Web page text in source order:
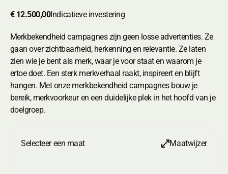
€ 12.500,00Indicatieve investering
Merkbekendheid campagnes zijn geen losse advertenties. Ze
gaan over zichtbaarheid, herkenning en relevantie. Ze laten
zien wie je bent als merk, waar je voor staat en waarom je
ertoe doet. Een sterk merkverhaal raakt, inspireert en blijft
hangen. Met onze merkbekendheid campagnes bouw je
bereik, merkvoorkeur en een duidelijke plek in het hoofd van je
doelgroep.
Selecteer een maat Maatwijzer